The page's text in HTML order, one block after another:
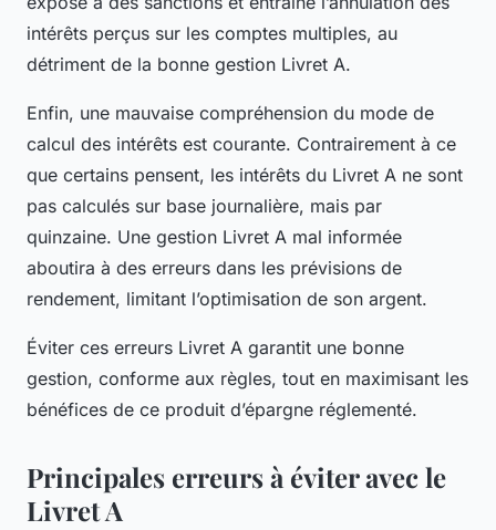
intérêts perçus sur les comptes multiples, au
détriment de la bonne gestion Livret A.
Enfin, une mauvaise compréhension du mode de
calcul des intérêts est courante. Contrairement à ce
que certains pensent, les intérêts du Livret A ne sont
pas calculés sur base journalière, mais par
quinzaine. Une gestion Livret A mal informée
aboutira à des erreurs dans les prévisions de
rendement, limitant l’optimisation de son argent.
Éviter ces erreurs Livret A garantit une bonne
gestion, conforme aux règles, tout en maximisant les
bénéfices de ce produit d’épargne réglementé.
Principales erreurs à éviter avec le
Livret A